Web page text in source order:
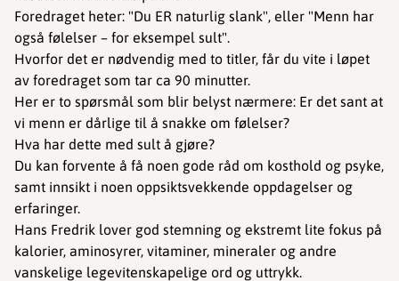
Foredraget heter: "Du ER naturlig slank", eller "Menn har
også følelser – for eksempel sult".
Hvorfor det er nødvendig med to titler, får du vite i løpet
av foredraget som tar ca 90 minutter.
Her er to spørsmål som blir belyst nærmere: Er det sant at
vi menn er dårlige til å snakke om følelser?
Hva har dette med sult å gjøre?
Du kan forvente å få noen gode råd om kosthold og psyke,
samt innsikt i noen oppsiktsvekkende oppdagelser og
erfaringer.
Hans Fredrik lover god stemning og ekstremt lite fokus på
kalorier, aminosyrer, vitaminer, mineraler og andre
vanskelige legevitenskapelige ord og uttrykk.